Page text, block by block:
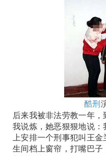
酷刑
后来我被非法劳教一年
我说炼，她恶狠狠地说
上安排一个刑事犯叫王
生间档上窗帘，打嘴巴子